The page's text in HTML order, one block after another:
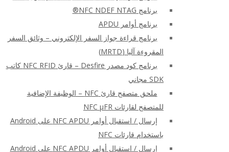
برنامج NFC NDEF NTAG®
برنامج أوامر APDU
برنامج قراءة جواز السفر الإلكتروني – وثائق السفر
المقروءة آليا (MRTD)
برنامج كود مصدر Desfire – قارئ NFC RFID كاتب
SDK مجاني
ملحق متصفح قارئ NFC – الوظيفة الإضافية
للمتصفح لقارئات NFC μFR
إرسال / استقبال أوامر NFC APDU على Android
باستخدام قارئات NFC
إرسال / استقبال أوامر NFC APDU على Android